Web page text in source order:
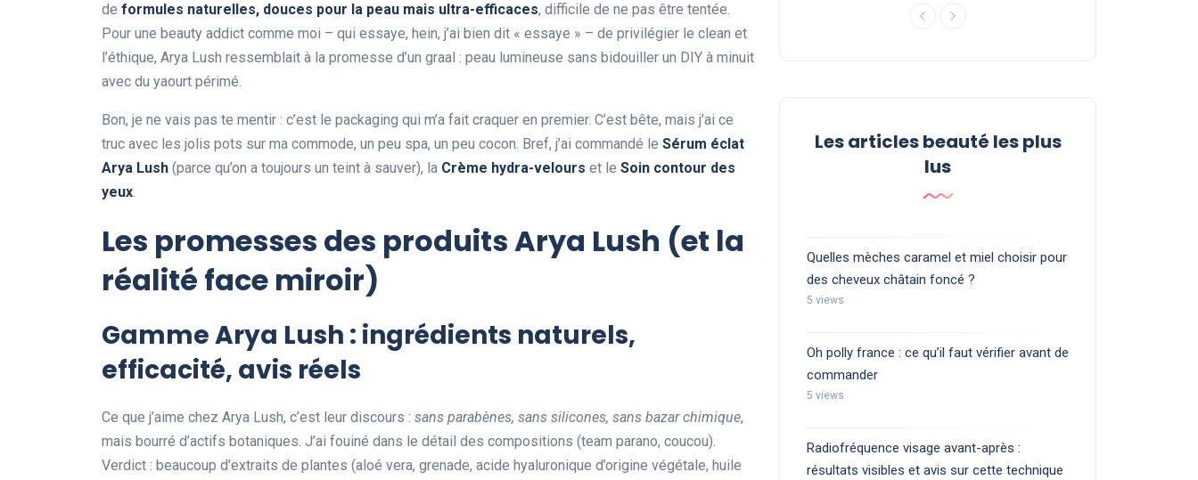
de formules naturelles, douces pour la peau mais ultra-efficaces, difficile de ne pas être tentée.
Pour une beauty addict comme moi – qui essaye, hein, j’ai bien dit « essaye » – de privilégier le clean et
l’éthique, Arya Lush ressemblait à la promesse d’un graal : peau lumineuse sans bidouiller un DIY à minuit
avec du yaourt périmé.
Bon, je ne vais pas te mentir : c’est le packaging qui m’a fait craquer en premier. C’est bête, mais j’ai ce
truc avec les jolis pots sur ma commode, un peu spa, un peu cocon. Bref, j’ai commandé le Sérum éclat
Arya Lush (parce qu’on a toujours un teint à sauver), la Crème hydra-velours et le Soin contour des
yeux.
Les promesses des produits Arya Lush (et la
réalité face miroir)
Gamme Arya Lush : ingrédients naturels,
efficacité, avis réels
Ce que j’aime chez Arya Lush, c’est leur discours : sans parabènes, sans silicones, sans bazar chimique,
mais bourré d’actifs botaniques. J’ai fouiné dans le détail des compositions (team parano, coucou).
Verdict : beaucoup d’extraits de plantes (aloé vera, grenade, acide hyaluronique d’origine végétale, huile
Les articles beauté les plus
lus
Quelles mèches caramel et miel choisir pour
des cheveux châtain foncé ?
5 views
Oh polly france : ce qu’il faut vérifier avant de
commander
5 views
Radiofréquence visage avant-après :
résultats visibles et avis sur cette technique